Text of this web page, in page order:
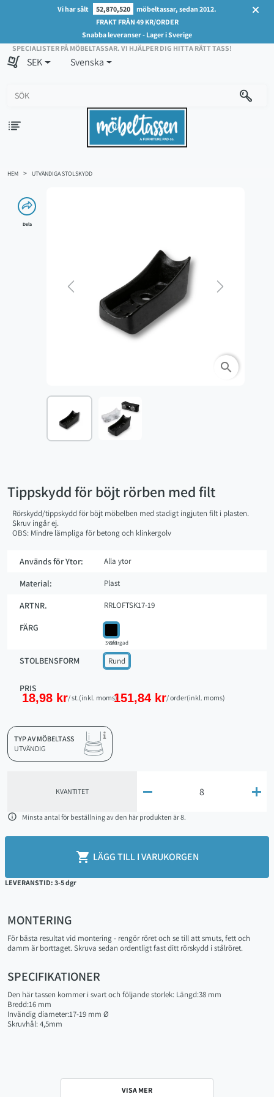
Vi har sålt 52,870,520
möbeltassar, sedan 2012.
FRAKT FRÅN 49 KR/ORDER
Snabba leveranser - Lager i Sverige
SPECIALISTER PÅ MÖBELTASSAR. VI HJÄLPER DIG HITTA RÄTT TASS!
SEK Svenska
HEM UTVÄNDIGA STOLSKYDD
Dela
Previous Next
search
Tippskydd för böjt rörben med filt
Rörskydd/tippskydd för böjt möbelben med stadigt ingjuten filt i plasten.
Skruv ingår ej.
OBS: Mindre lämpliga för betong och klinkergolv
Används för Ytor: Alla ytor
Material: Plast
ARTNR. RRLOFTSK17-19
FÄRG
Svart
Ofärgad
STOLBENSFORM Rund
PRIS
18,98 kr/ st.(inkl. moms)151,84 kr/ order(inkl. moms)
TYP AV MÖBELTASS
UTVÄNDIG
KVANTITET  
 Minsta antal för beställning av den här produkten är 8.
 LÄGG TILL I VARUKORGEN
LEVERANSTID: 3-5 dgr
MONTERING
För bästa resultat vid montering - rengör röret och se till att smuts, fett och
damm är borttaget. Skruva sedan ordentligt fast ditt rörskydd i stålröret.
SPECIFIKATIONER
Den här tassen kommer i svart och följande storlek: Längd:38 mm
Bredd:16 mm
Invändig diameter:17-19 mm Ø
Skruvhål: 4,5mm
VISA MER